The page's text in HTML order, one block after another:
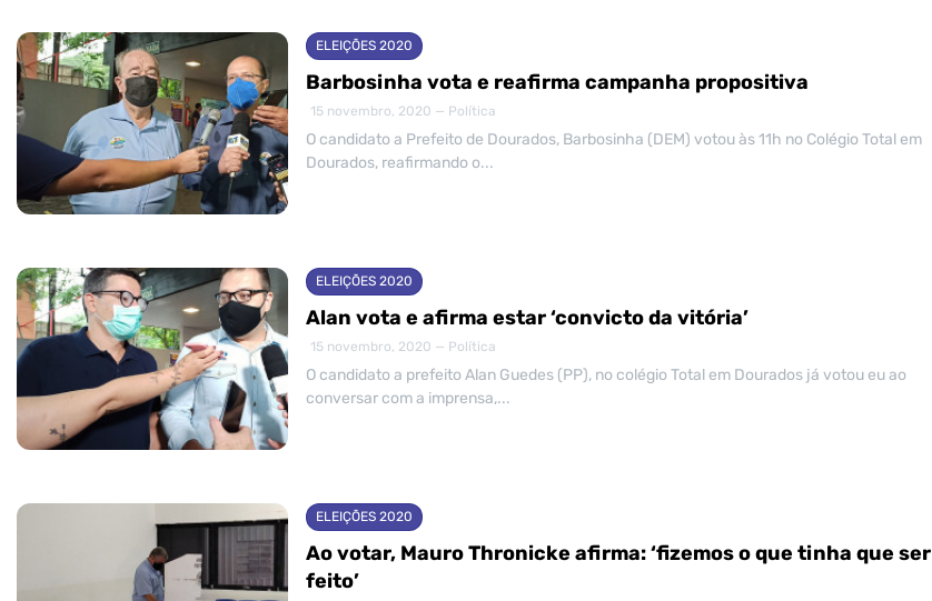
ELEIÇÕES 2020
Barbosinha vota e reafirma campanha propositiva
15 novembro, 2020 — Política
O candidato a Prefeito de Dourados, Barbosinha (DEM) votou às 11h no Colégio Total em
Dourados, reafirmando o...
ELEIÇÕES 2020
Alan vota e afirma estar ‘convicto da vitória’
15 novembro, 2020 — Política
O candidato a prefeito Alan Guedes (PP), no colégio Total em Dourados já votou eu ao
conversar com a imprensa,...
ELEIÇÕES 2020
Ao votar, Mauro Thronicke afirma: ‘fizemos o que tinha que ser
feito’